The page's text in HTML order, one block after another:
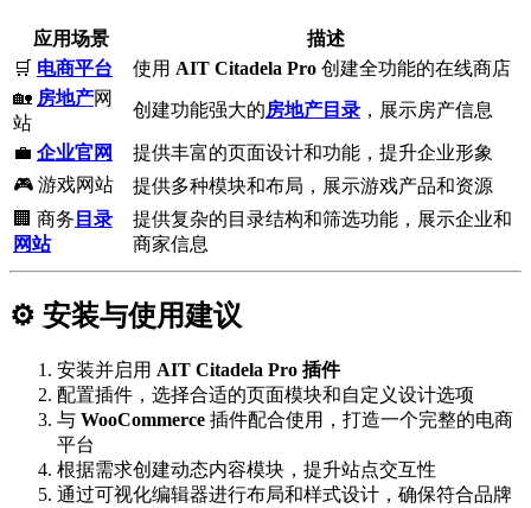
应用场景
描述
🛒 电商平台 使用 AIT Citadela Pro 创建全功能的在线商店
🏡 房地产网
站
创建功能强大的房地产目录 ，展示房产信息
💼 企业官网
提供丰富的页面设计和功能，提升企业形象
🎮 游戏网站
提供多种模块和布局，展示游戏产品和资源
🏢 商务 目录
网站
提供复杂的目录结构和筛选功能，展示企业和
商家信息
⚙️ 安装与使用建议
安装并启用 AIT Citadela Pro 插件
配置插件，选择合适的页面模块和自定义设计选项
与 WooCommerce 插件配合使用，打造一个完整的电商
平台
根据需求创建动态内容模块，提升站点交互性
通过可视化编辑器进行布局和样式设计，确保符合品牌